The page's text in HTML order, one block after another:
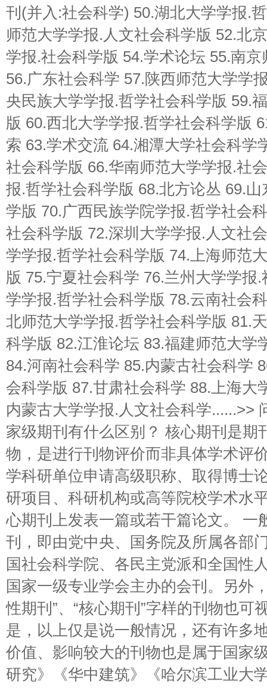
刊(并入:社会科学) 50.湖北大学学报.
师范大学学报.人文社会科学版 52.北
学报.社会科学版 54.学术论坛 55.南
56.广东社会科学 57.陕西师范大学学
央民族大学学报.哲学社会科学版 59.
版 60.西北大学学报.哲学社会科学版
索 63.学术交流 64.湘潭大学社会科学
社会科学版 66.华南师范大学学报.社
报.哲学社会科学版 68.北方论丛 69.
学版 70.广西民族学院学报.哲学社会
社会科学版 72.深圳大学学报.人文社
学学报.哲学社会科学版 74.上海师范
版 75.宁夏社会科学 76.兰州大学学报
学学报.哲学社会科学版 78.云南社会
北师范大学学报.哲学社会科学版 81.
科学版 82.江淮论坛 83.福建师范大学
84.河南社会科学 85.内蒙古社会科学
会科学版 87.甘肃社会科学 88.上海大
内蒙古大学学报.人文社会科学......>>
家级期刊有什么区别？ 核心期刊是期
物，是进行刊物评价而非具体学术评
学科研单位申请高级职称、取得博士
研项目、科研机构或高等院校学术水
心期刊上发表一篇或若干篇论文。 一
刊，即由党中央、国务院及所属各部
国社会科学院、各民主党派和全国性
国家一级专业学会主办的会刊。另外
性期刊”、“核心期刊”字样的刊物也可
是，以上仅是说一般情况，还有许多
价值、影响较大的刊物也是属于国家
研究》《华中建筑》《哈尔滨工业大